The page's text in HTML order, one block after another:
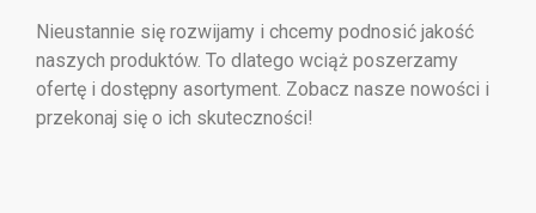
Nieustannie się rozwijamy i chcemy podnosić jakość
naszych produktów. To dlatego wciąż poszerzamy
ofertę i dostępny asortyment. Zobacz nasze nowości i
przekonaj się o ich skuteczności!